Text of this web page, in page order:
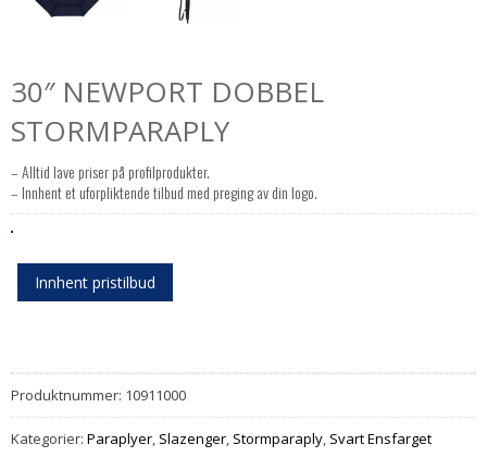
30″ NEWPORT DOBBEL
STORMPARAPLY
– Alltid lave priser på profilprodukter.
– Innhent et uforpliktende tilbud med preging av din logo.
Innhent pristilbud
Produktnummer: 10911000
Kategorier: Paraplyer, Slazenger, Stormparaply, Svart Ensfarget